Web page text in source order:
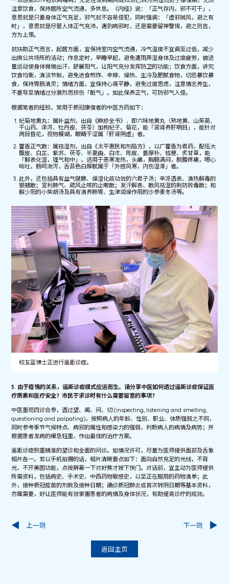
注意饮食，保持居所空气流通，多休息。《内经》说：「正气存内，邪不可干」，
意思就是只要身体正气充足，邪气就不容易侵犯，同时强调：「虚邪贼风，避之有
时」，意思就是尽管人体正气充沛，遇到病邪时，还是需要留神警惕，避之则吉，
方为上策。
就扶助正气而言，起居方面，宜保持室内空气流通，冷气温度不宜调至过低，减少
出席公共场所的活动；作息定时，早睡早起，避免遭雨弄湿身体及过度疲劳，做适
量运动使身体微微出汗，舒展阳气，让阳气充分发挥防卫的功能；饮食方面，讲究
饮食均衡，清淡节制，避免进食煎炸、辛辣、燥热、生冷及肥腻食物，切忌暴饮暴
食，保持胃肠清灵；情绪方面，宜保持心境平静，避免过度思虑，注意情志养生，
不要导至情绪过分激烈而损伤「脏气」。如此保养正气，可防邪气入侵。
根据笔者的经验，常用于新冠康復者的中医方药如下：
杞菊地黄丸：属补益剂，出自《麻疹全书》．即六味地黄丸（熟地黄、山茱萸、
干山药、泽泻、牡丹皮、茯苓）加枸杞子、菊花，能「滋肾养肝明目」，能针对
两目昏花，视物模煳，眼睛干涩属「肝肾阴虚」者。
藿香正气散：属祛湿剂，出自《太平惠民和剂局方》，以广藿香为君药，配伍大
腹皮、白芷、紫苏、茯苓、半夏曲、白朮、陈皮、姜厚朴、桔梗、炙甘草，能
「解表化湿，理气和中」，适用于恶寒发热，头痛，胸膈满闷，脘腹疼痛，噁心
呕吐，肠鸣泄泻，舌苔色白厚腻属于「外感风寒，内伤湿滞」者。
此外，还包括具有益气健脾、燥湿化痰功效的六君子汤；辛凉透表、清热解毒的
银翘散；宣利肺气、疏风止咳的止嗽散；发汗解表、散风祛湿的荆防败毒散；和
解少阳的小柴胡汤及具有清养肺胃、生津润燥作用的沙参麦冬汤等。
校友蓝博士正进行遥距诊症。
3. 由于疫情的关系，遥距诊症模式应运而生。请分享中医如何透过遥距诊症保证医
疗质素和医疗安全？市民于求诊时有什么需要留意的事项？
中医重视四诊合参，透过望、闻、问、切 (inspecting, listening and smelling,
questioning and palpating)，按照病人的年龄、性别、职业、体质强弱之不同，
同时参考季节气候特点、病邪的属性和感染力的强弱，判断病人的病情及病势；并
根据患者发病的缓急轻重，作出最佳的治疗方案。
遥距诊症侧重精准的望诊和全面的问诊。如情况许可，尽量为医师提供面部及舌象
相片各一。若以手机拍摄的话，相片清晰要点如下：面向自然充足的光线，不背
光，不开美图功能，点按屏幕一下对好焦才按下快门。对话前，宜主动为医师提供
所需资料，包括病史、手术史、中西药物敏感史，以至正在服用的药物清单；此
外，接种新冠疫苗的剂数及接种日期；确诊新冠肺炎或首次转阴日期等基本资料，
亦属需要，好让医师能有效掌握患者的病情及身体状况，有助提高诊疗的成效。
上一则
返回主页
下一则